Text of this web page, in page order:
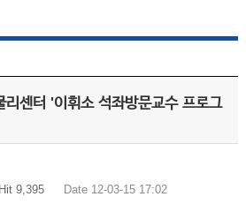
리센터 '이휘소 석좌방문교수 프로그
Hit 9,395 Date 12-03-15 17:02